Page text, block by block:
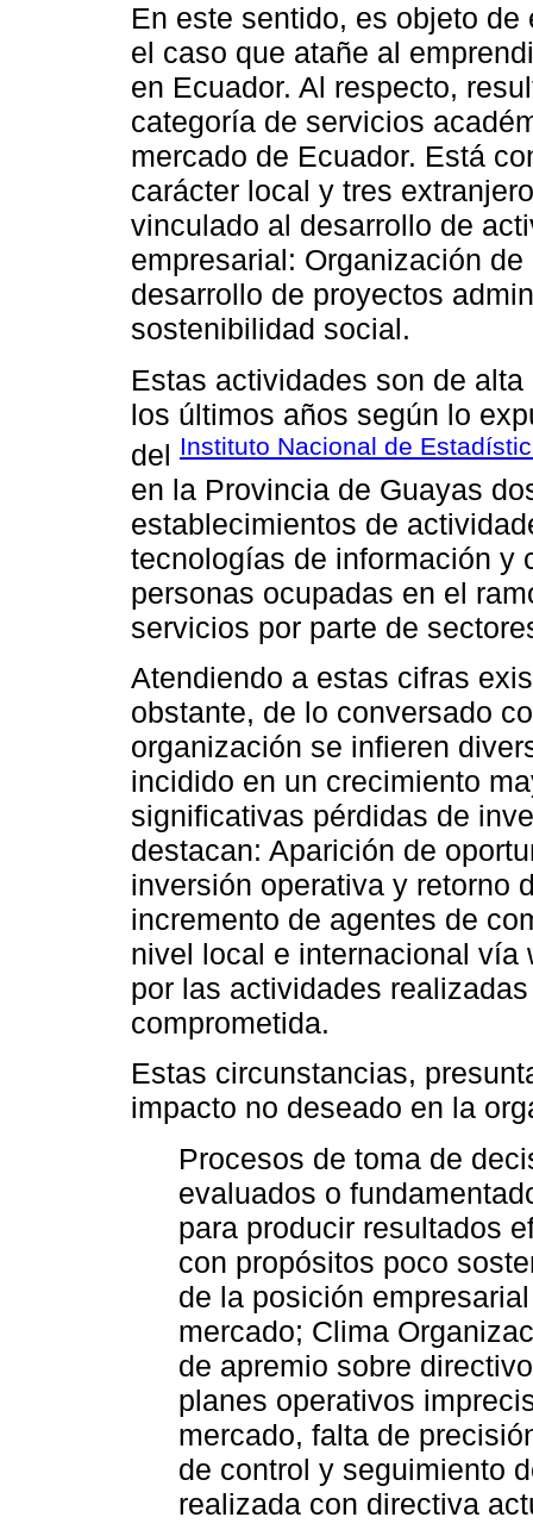
En este sentido, es objeto
el caso que atañe al
en Ecuador. Al respecto,
categoría de servicios
mercado de Ecuador. Está
carácter local y tres
vinculado al desarrollo de
empresarial: Organización
desarrollo de proyectos
sostenibilidad social.
Estas actividades son de
los últimos años según lo
del Instituto Nacional de
en la Provincia de Guayas
establecimientos de
tecnologías de información y
personas ocupadas en el
servicios por parte de
Atendiendo a estas cifras
obstante, de lo conversado
organización se infieren
incidido en un crecimiento
significativas pérdidas de
destacan: Aparición de
inversión operativa y retorno
incremento de agentes de
nivel local e internacional vía
por las actividades
comprometida.
Estas circunstancias,
impacto no deseado en la
Procesos de toma de
evaluados o
para producir resultados
con propósitos poco
de la posición
mercado; Clima
de apremio sobre
planes operativos
mercado, falta de
de control y seguimiento
realizada con directiva